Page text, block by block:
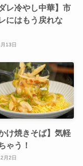
レ冷やし中華】市
にはもう戻れな
13日
け焼きそば】気軽
ゃう！
月2日